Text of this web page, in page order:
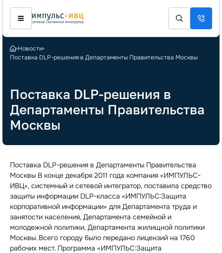
Новости
Поставка DLP-решения в Департаменты Правительства Москвы
Поставка DLP-решения в
Департаменты Правительства
Москвы
Поставка DLP-решения в Департаменты Правительства
Москвы В конце декабря 2011 года компания «ИМПУЛЬС-
ИВЦ», системный и сетевой интегратор, поставила средство
защиты информации DLP-класса «ИМПУЛЬС:Защита
корпоративной информации» для Департамента труда и
занятости населения, Департамента семейной и
молодежной политики, Департамента жилищной политики
Москвы. Всего городу было передано лицензий на 1760
рабочих мест. Программа «ИМПУЛЬС:Защита